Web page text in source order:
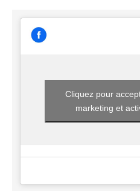
Cliquez pour
marketing et